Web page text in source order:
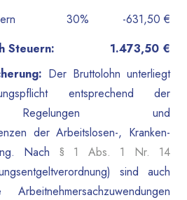
30%
-631,50 €
Steuern:
1.473,50 €
Der Bruttolohn unterliegt
entsprechend der
Regelungen und
der Arbeitslosen-, Kranken-
Nach § 1 Abs. 1 Nr. 14
sind auch